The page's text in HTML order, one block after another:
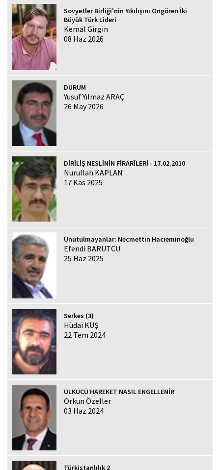
Sovyetler Birliği'nin Yıkılışını Öngören İki
Büyük Türk Lideri
Kemal Girgin
08 Haz 2026
DURUM
Yusuf Yılmaz ARAÇ
26 May 2026
DİRİLİŞ NESLİNİN FİRARÎLERİ - 17.02.2010
Nurullah KAPLAN
17 Kas 2025
Unutulmayanlar: Necmettin Hacıeminoğlu
Efendi BARUTCU
25 Haz 2025
Serkes (3)
Hüdai KUŞ
22 Tem 2024
ÜLKÜCÜ HAREKET NASIL ENGELLENİR
Orkun Özeller
03 Haz 2024
Türkistanlılık 2